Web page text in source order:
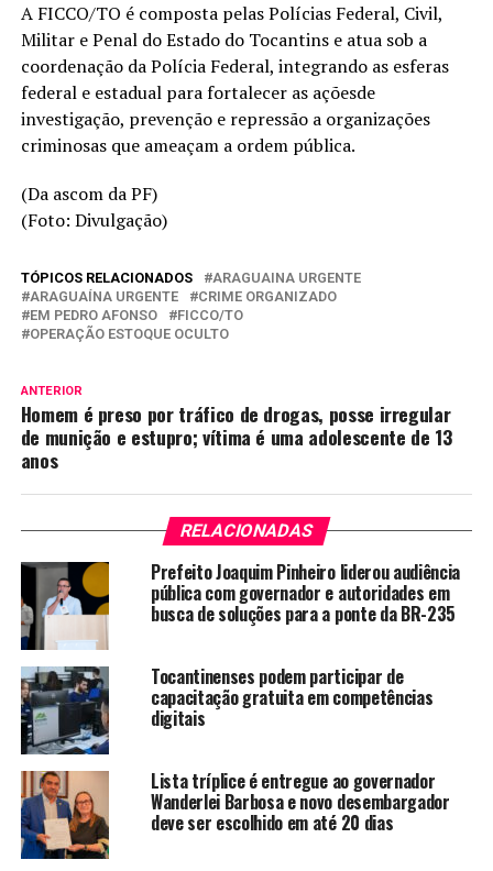
A FICCO/TO é composta pelas Polícias Federal, Civil,
Militar e Penal do Estado do Tocantins e atua sob a
coordenação da Polícia Federal, integrando as esferas
federal e estadual para fortalecer as açõesde
investigação, prevenção e repressão a organizações
criminosas que ameaçam a ordem pública.
(Da ascom da PF)
(Foto: Divulgação)
TÓPICOS RELACIONADOS
ARAGUAINA URGENTE
ARAGUAÍNA URGENTE
CRIME ORGANIZADO
EM PEDRO AFONSO
FICCO/TO
OPERAÇÃO ESTOQUE OCULTO
ANTERIOR
Homem é preso por tráfico de drogas, posse irregular
de munição e estupro; vítima é uma adolescente de 13
anos
RELACIONADAS
Prefeito Joaquim Pinheiro liderou audiência
pública com governador e autoridades em
busca de soluções para a ponte da BR-235
Tocantinenses podem participar de
capacitação gratuita em competências
digitais
Lista tríplice é entregue ao governador
Wanderlei Barbosa e novo desembargador
deve ser escolhido em até 20 dias